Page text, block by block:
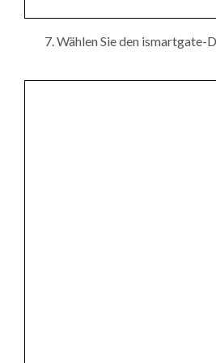
Wählen Sie den ismartgate-